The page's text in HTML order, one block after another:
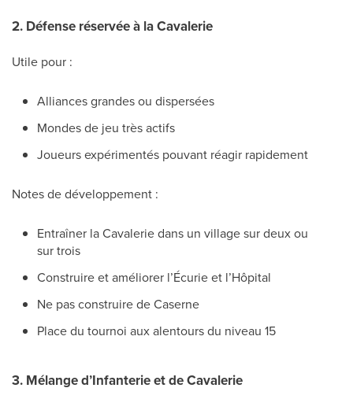
2. Défense réservée à la Cavalerie
Utile pour :
Alliances grandes ou dispersées
Mondes de jeu très actifs
Joueurs expérimentés pouvant réagir rapidement
Notes de développement :
Entraîner la Cavalerie dans un village sur deux ou
sur trois
Construire et améliorer l’Écurie et l’Hôpital
Ne pas construire de Caserne
Place du tournoi aux alentours du niveau 15
3. Mélange d’Infanterie et de Cavalerie